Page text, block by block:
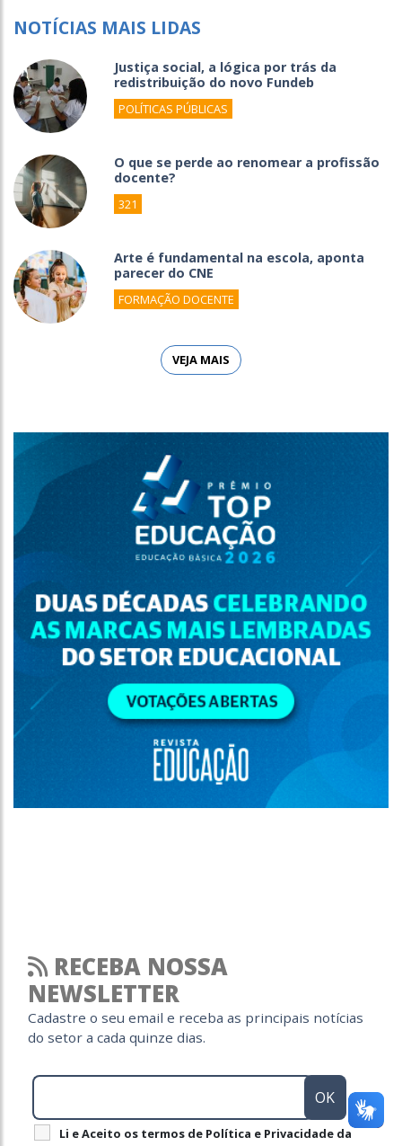
NOTÍCIAS MAIS LIDAS
Justiça social, a lógica por trás da
redistribuição do novo Fundeb
POLÍTICAS PÚBLICAS
O que se perde ao renomear a profissão
docente?
321
Arte é fundamental na escola, aponta
parecer do CNE
FORMAÇÃO DOCENTE
VEJA MAIS
RECEBA NOSSA
NEWSLETTER
Cadastre o seu email e receba as principais notícias
do setor a cada quinze dias.
Li e Aceito os termos de Política e Privacidade da